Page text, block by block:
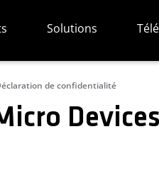
Solutions
de confidentialité